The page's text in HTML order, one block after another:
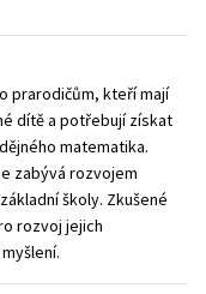
prarodičům, kteří mají
dítě a potřebují získat
matematika.
zabývá rozvojem
školy. Zkušené
rozvoj jejich